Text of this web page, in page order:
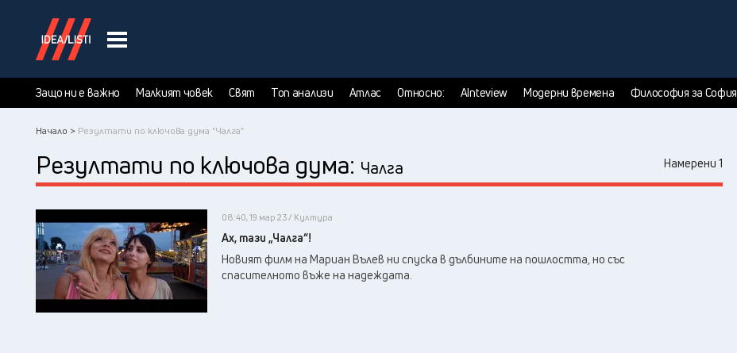
Защо ни е важно Малкият човек Свят Топ анализи Атлас Относно: AInteview Модерни времена Философия за София
Начало > Резултати по ключова дума "Чалга"
Резултати по ключова дума: Чалга Намерени 1
08:40, 19 мар 23 / Култура
Ах, тази „Чалга“!
Новият филм на Мариан Вълев ни спуска в дълбините на пошлостта, но със
спасителното въже на надеждата.